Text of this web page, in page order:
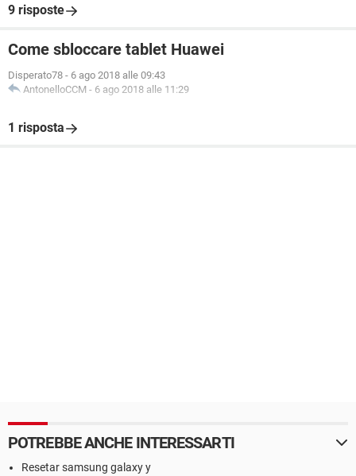
9 risposte
Come sbloccare tablet Huawei
Disperato78 - 6 ago 2018 alle 09:43
AntonelloCCM - 6 ago 2018 alle 11:29
1 risposta
POTREBBE ANCHE INTERESSARTI
Resetar samsung galaxy y